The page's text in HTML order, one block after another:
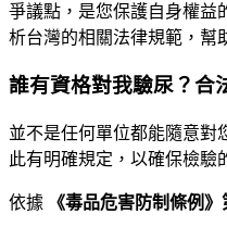
爭議點，是您保護自身權益
析台灣的相關法律規範，幫
誰有資格對我驗尿？合
並不是任何單位都能隨意對
此有明確規定，以確保檢驗
依據 《毒品危害防制條例》